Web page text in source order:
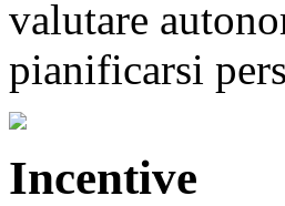
valutare
pianificarsi
Incentive